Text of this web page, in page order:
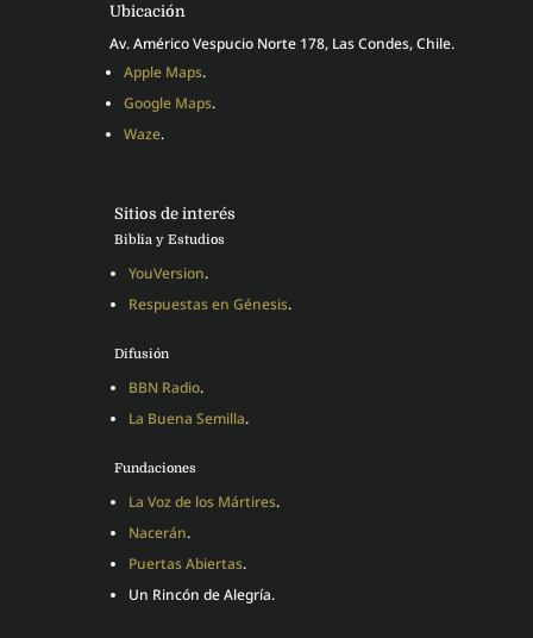
Ubicación
Av. Américo Vespucio Norte 178, Las Condes, Chile.
Apple Maps.
Google Maps.
Waze.
Sitios de interés
Biblia y Estudios
YouVersion.
Respuestas en Génesis.
Difusión
BBN Radio.
La Buena Semilla.
Fundaciones
La Voz de los Mártires.
Nacerán.
Puertas Abiertas.
Un Rincón de Alegría.